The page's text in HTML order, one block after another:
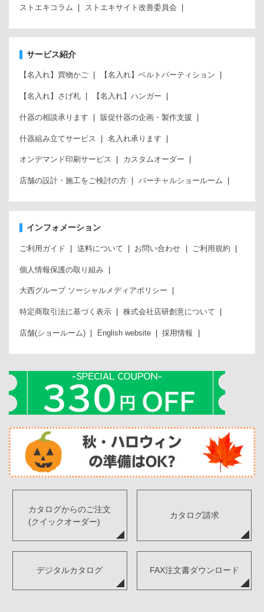
ストエキコラム ストエキサイト改善委員会
サービス紹介
【名入れ】買物かご 【名入れ】ベルトパーティション
【名入れ】さげ札 【名入れ】ハンガー
什器の相談承ります 販促什器の企画・製作支援
什器組み立てサービス 名入れ承ります
オンデマンド印刷サービス カスタムオーダー
店舗の設計・施工をご検討の方 バーチャルショールーム
インフォメーション
ご利用ガイド 送料について お問い合わせ ご利用規約
個人情報保護の取り組み
大西グループ ソーシャルメディアポリシー
特定商取引法に基づく表示 株式会社店研創意について
店舗(ショールーム) English website 採用情報
カタログからのご注文
(クイックオーダー)
カタログ請求
デジタルカタログ FAX注文書ダウンロード